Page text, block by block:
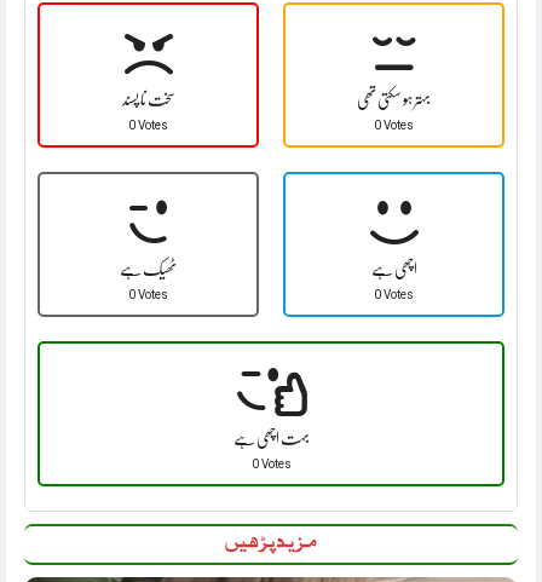
سخت نا پسند
0 Votes
بہتر ہو سکتی تھی
0 Votes
ٹھیک ہے
0 Votes
اچھی ہے
0 Votes
بہت اچھی ہے
0 Votes
مزید پڑھیں